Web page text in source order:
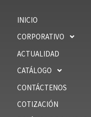
INICIO
CORPORATIVO
ACTUALIDAD
CATÁLOGO
CONTÁCTENOS
COTIZACIÓN